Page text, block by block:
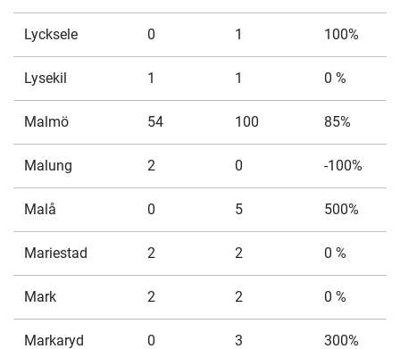
Lycksele 0 1 100%
Lysekil 1 1 0 %
Malmö 54 100 85%
Malung 2 0 -100%
Malå 0 5 500%
Mariestad 2 2 0 %
Mark 2 2 0 %
Markaryd 0 3 300%